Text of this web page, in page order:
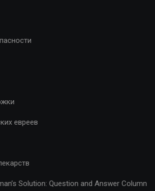
евреев
Solution: Question and Answer Column